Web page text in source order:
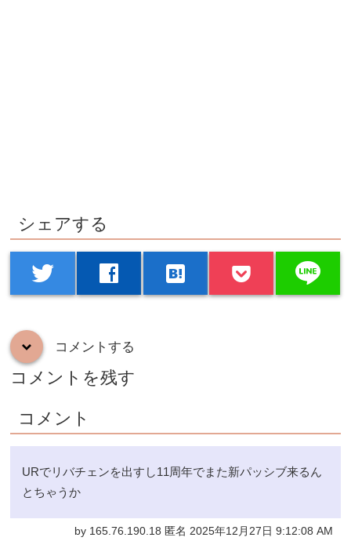
シェアする
twitter facebook hatenabookmark line
down コメントする
コメントを残す
コメント
URでリバチェンを出すし11周年でまた新パッシブ来るん
とちゃうか
by 165.76.190.18 匿名 2025年12月27日 9:12:08 AM